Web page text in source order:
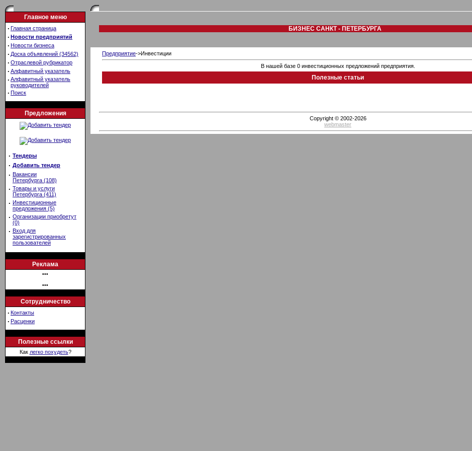
Главное меню
· Главная страница
· Новости предприятий
· Новости бизнеса
· Доска объявлений (34562)
· Отраслевой рубрикатор
· Алфавитный указатель
· Алфавитный указатель
руководителей
· Поиск
Предложения
· Тендеры
· Добавить тендер
· Вакансии
Петербурга (108)
· Товары и услуги
Петербурга (411)
· Инвестиционные
предложения (5)
· Организации приобретут
(0)
· Вход для
зарегистрированных
пользователей
Реклама
•••
•••
Сотрудничество
· Контакты
· Расценки
Полезные ссылки
Как легко похудеть?
БИЗНЕС САНКТ - ПЕТЕРБУРГА
Предприятие->Инвестиции
В нашей базе 0 инвестиционных предложений предприятия.
Полезные статьи
Copyright © 2002-2026
webmaster